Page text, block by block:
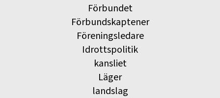
Förbundet
Förbundskaptener
Föreningsledare
Idrottspolitik
kansliet
Läger
landslag